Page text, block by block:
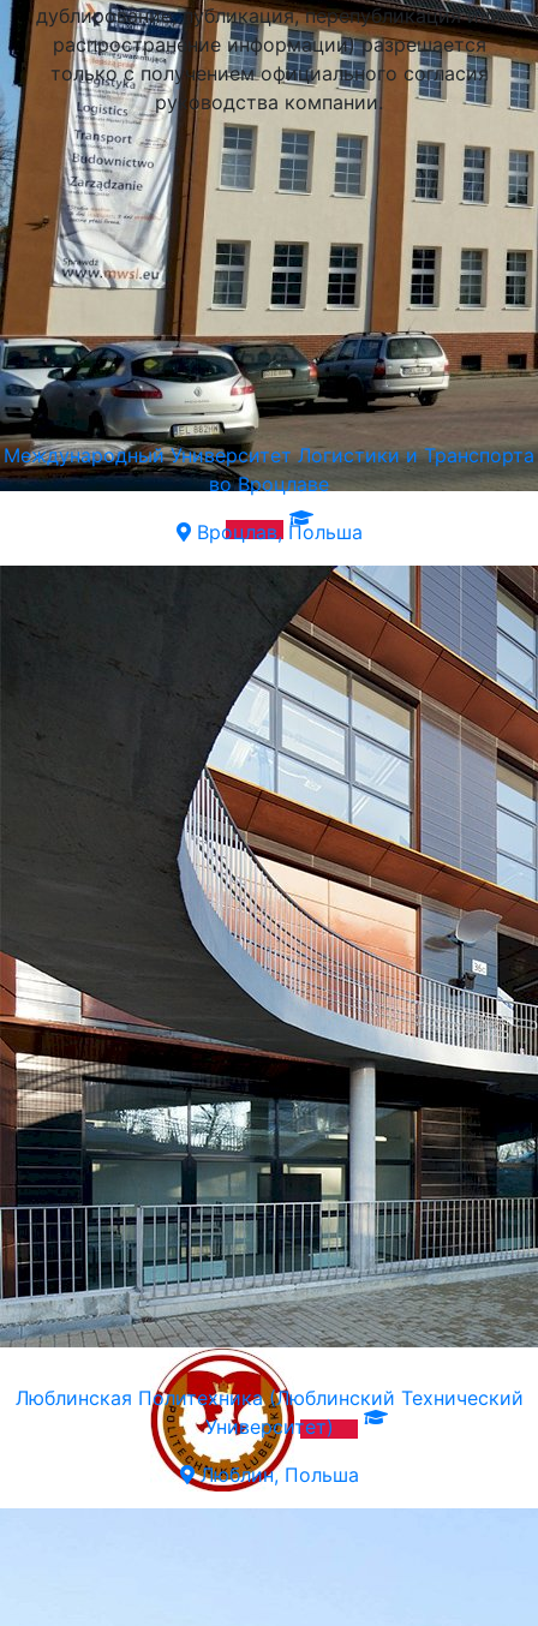
Международный Университет Логистики и Транспорта
во Вроцлаве
Вроцлав, Польша
Люблинская Политехника (Люблинский Технический
Университет)
Люблин, Польша
дублирование, публикация, перепубликация или
распространение информации) разрешается
только с получением официального согласия
руководства компании.